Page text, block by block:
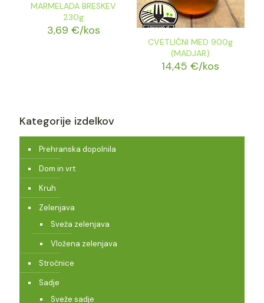
MARMELADA BRESKEV
230g
3,69 €/kos
CVETLIČNI MED 900g
(MADJAR)
14,45€/kos
Kategorije izdelkov
Prehranska dopolnila
Dom in vrt
Kruh
Zelenjava
Sveža zelenjava
Vložena zelenjava
Stročnice
Sadje
Sveže sadje